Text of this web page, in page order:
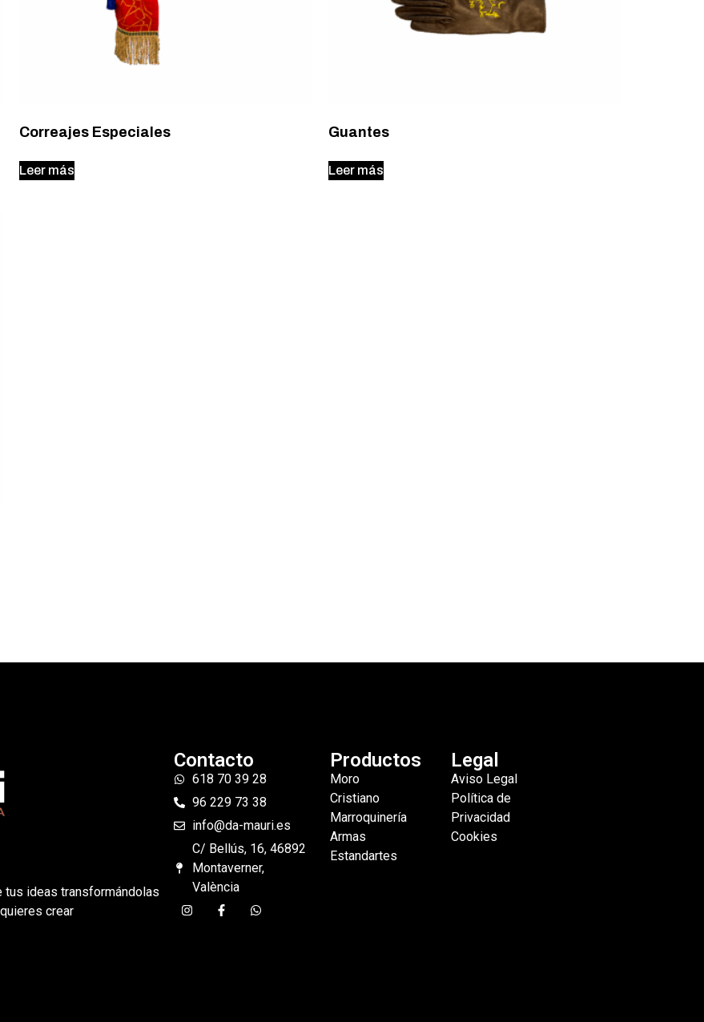
Correajes Especiales
Leer más
Guantes
Leer más
tus ideas transformándolas
crear
Contacto
618 70 39 28
96 229 73 38
info@da-mauri.es
C/ Bellús, 16, 46892
Montaverner,
València
Productos
Moro
Cristiano
Marroquinería
Armas
Estandartes
Legal
Aviso Legal
Política de
Privacidad
Cookies